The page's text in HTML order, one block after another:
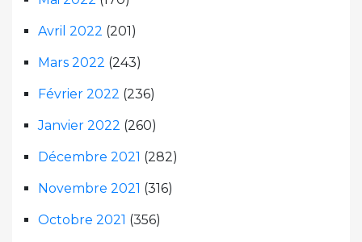
Avril 2022 (201)
Mars 2022 (243)
Février 2022 (236)
Janvier 2022 (260)
Décembre 2021 (282)
Novembre 2021 (316)
Octobre 2021 (356)